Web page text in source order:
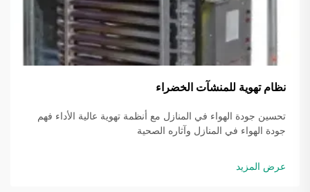
نظام تهوية للمنشآت الخضراء
تحسين جودة الهواء في المنازل مع أنظمة تهوية عالية الأداء فهم
جودة الهواء في المنازل وآثاره الصحية
عرض المزيد